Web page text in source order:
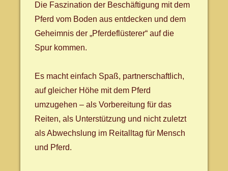
Die Faszination der Beschäftigung mit dem
Pferd vom Boden aus entdecken und dem
Geheimnis der „Pferdeflüsterer“ auf die
Spur kommen.
Es macht einfach Spaß, partnerschaftlich,
auf gleicher Höhe mit dem Pferd
umzugehen – als Vorbereitung für das
Reiten, als Unterstützung und nicht zuletzt
als Abwechslung im Reitalltag für Mensch
und Pferd.